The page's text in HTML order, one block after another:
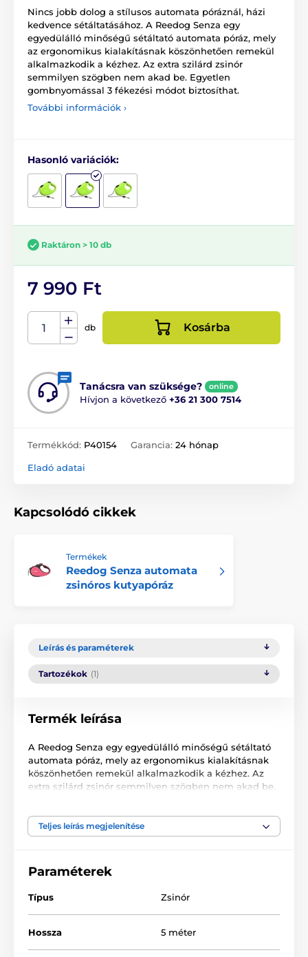
Nincs jobb dolog a stílusos automata póráznál, házi
kedvence sétáltatásához. A Reedog Senza egy
egyedülálló minőségű sétáltató automata póráz, mely
az ergonomikus kialakításnak köszönhetően remekül
alkalmazkodik a kézhez. Az extra szilárd zsinór
semmilyen szögben nem akad be. Egyetlen
gombnyomással 3 fékezési módot biztosíthat.
További információk ›
Hasonló variációk:
Raktáron > 10 db
7 990 Ft
db Kosárba
Tanácsra van szüksége? online
Hívjon a következő +36 21 300 7514
Termékkód: P40154 Garancia: 24 hónap
Eladó adatai
Kapcsolódó cikkek
Termékek
Reedog Senza automata
zsinóros kutyapóráz
Leírás és paraméterek
Tartozékok (1)
Termék leírása
A Reedog Senza egy egyedülálló minőségű sétáltató
automata póráz, mely az ergonomikus kialakításnak
köszönhetően remekül alkalmazkodik a kézhez. Az
extra szilárd zsinór semmilyen szögben nem akad be.
A Reedog Senza bárhol és bármikor biztosítja a
kényelmes és könnyű kezelhetőséget. Szinte minden
a gyors reakció.
Teljes leírás megjelenítése
Paraméterek
Típus Zsinór
Hossza 5 méter